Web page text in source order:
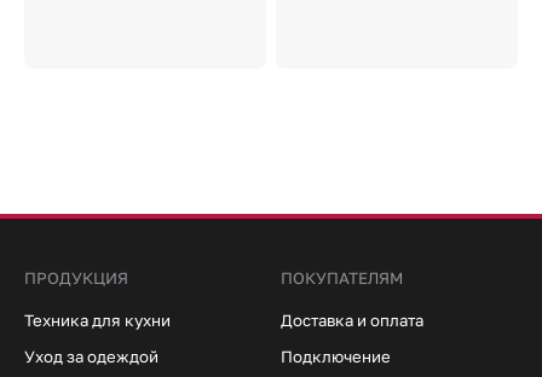
ПРОДУКЦИЯ
Техника для кухни
Уход за одеждой
ПОКУПАТЕЛЯМ
Доставка и оплата
Подключение